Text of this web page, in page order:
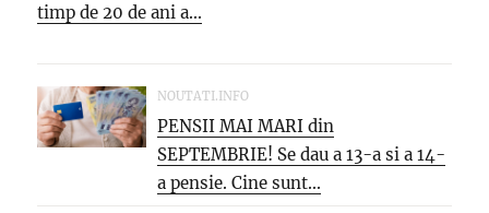
timp de 20 de ani a...
NOUTATI.INFO
PENSII MAI MARI din
SEPTEMBRIE! Se dau a 13-a si a 14-
a pensie. Cine sunt...